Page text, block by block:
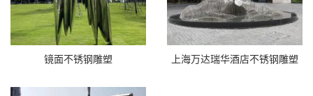
镜面不锈钢雕塑 上海万达瑞华酒店不锈钢雕塑